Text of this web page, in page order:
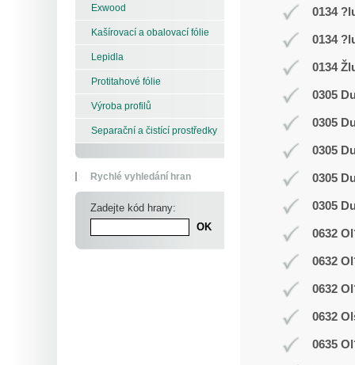
Exwood
Kašírovací a obalovací fólie
Lepidla
Protitahové fólie
Výroba profilů
Separační a čistící prostředky
Rychlé vyhledání hran
Zadejte kód hrany:
0134
0134
0134
0305
0305
0305
0305
0305
0632
0632
0632
0632
0635